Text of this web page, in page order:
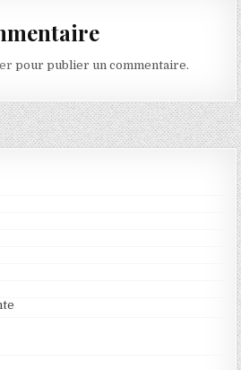
pour publier un commentaire.